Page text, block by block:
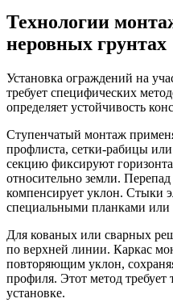
Технологии
неровных грунтах
Установка ограждений на
требует специфических
определяет устойчивость
Ступенчатый монтаж
профлиста, сетки-рабицы
секцию фиксируют
относительно земли.
компенсирует уклон. Стыки
специальными планками или
Для кованых или сварных
по верхней линии. Каркас
повторяющим уклон,
профиля. Этот метод требует
установке.